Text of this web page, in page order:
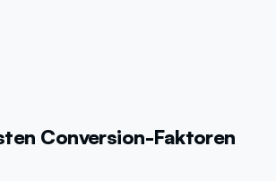
Conversion-Faktoren